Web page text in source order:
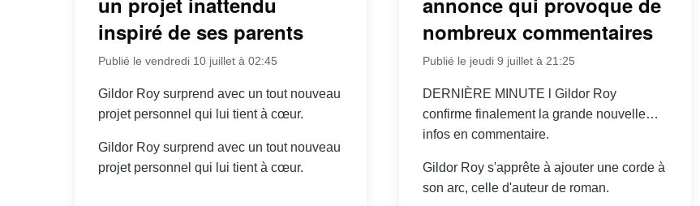
inspiré de ses parents
Publié le vendredi 10 juillet à 02:45
Gildor Roy surprend avec un tout nouveau
projet personnel qui lui tient à cœur.
Gildor Roy surprend avec un tout nouveau
projet personnel qui lui tient à cœur.
nombreux commentaires
Publié le jeudi 9 juillet à 21:25
DERNIÈRE MINUTE l Gildor Roy
confirme finalement la grande nouvelle…
infos en commentaire.
Gildor Roy s'apprête à ajouter une corde à
son arc, celle d'auteur de roman.